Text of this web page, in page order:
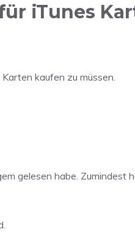
iTunes
kaufen zu müssen.
gelesen habe.